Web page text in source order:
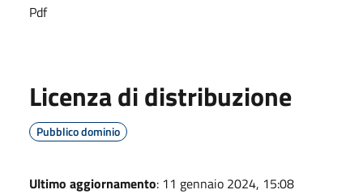
Pdf
Licenza di distribuzione
Pubblico dominio
Ultimo aggiornamento: 11 gennaio 2024, 15:08